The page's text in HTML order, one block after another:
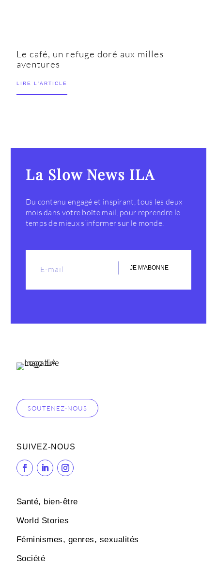
Le café, un refuge doré aux milles
aventures
LIRE L'ARTICLE
La Slow News ILA
Du contenu engagé et inspirant, tous les deux
mois dans votre boîte mail, pour reprendre le
temps de mieux s’informer sur le monde.
JE M'ABONNE
SOUTENEZ-NOUS
SUIVEZ-NOUS
Santé, bien-être
World Stories
Féminismes, genres, sexualités
Société